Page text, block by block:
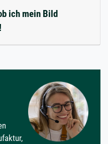
ich mein Bild